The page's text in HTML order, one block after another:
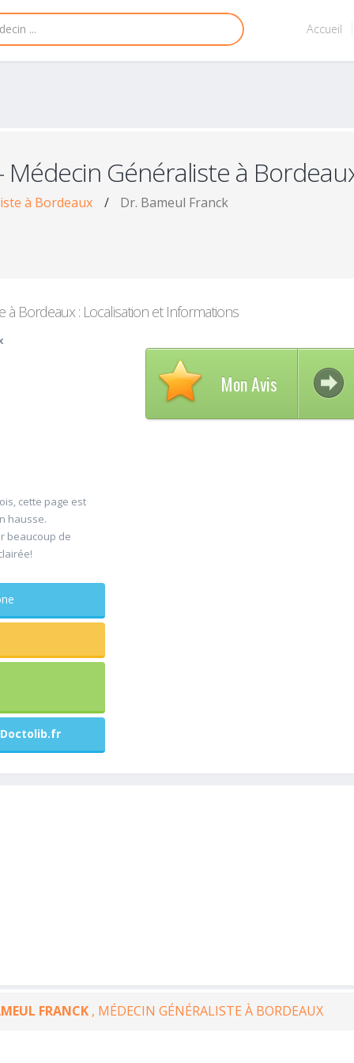
Accueil
Généraliste à
à Bordeaux / Dr. Bameul Franck
Bordeaux : Localisation et Informations
cette page est
hausse.
beaucoup de
Mon Avis
FRANCK , MÉDECIN GÉNÉRALISTE À BORDEAUX